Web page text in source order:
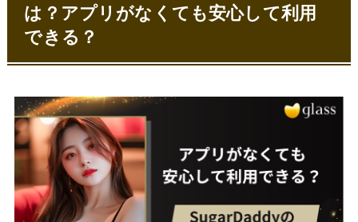
は？アプリがなくても安心して利用
できる？